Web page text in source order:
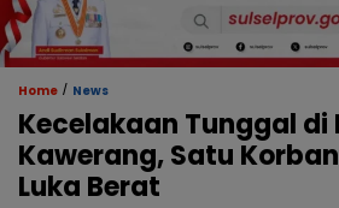
Home / News
Kecelakaan Tunggal di
Kawerang, Satu
Luka Berat